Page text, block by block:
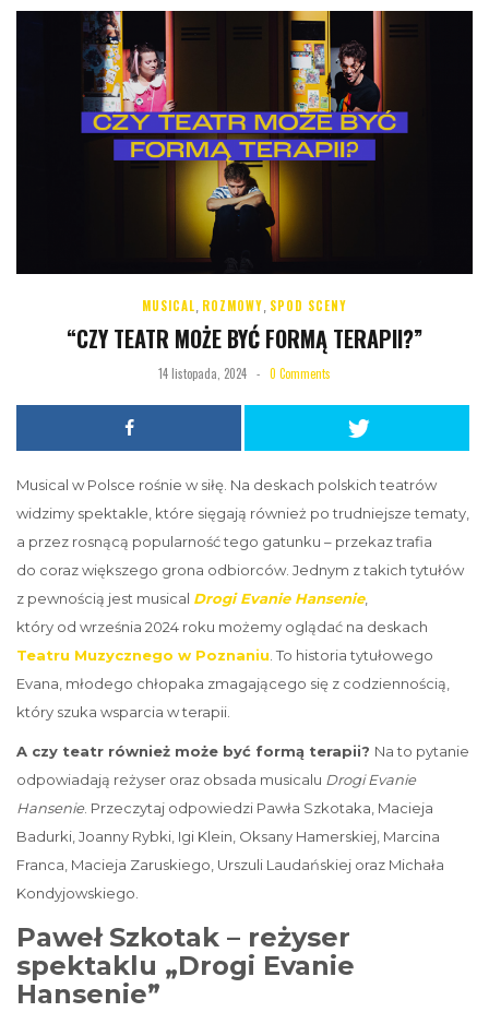
MUSICAL ROZMOWY SPOD SCENY
“CZY TEATR MOŻE BYĆ FORMĄ TERAPII?”
14 listopada, 2024 - 0 Comments
Musical w Polsce rośnie w siłę. Na deskach polskich teatrów
widzimy spektakle, które sięgają również po trudniejsze tematy,
a przez rosnącą popularność tego gatunku – przekaz trafia
do coraz większego grona odbiorców. Jednym z takich tytułów
z pewnością jest musical Drogi Evanie Hansenie,
który od września 2024 roku możemy oglądać na deskach
Teatru Muzycznego w Poznaniu . To historia tytułowego
Evana, młodego chłopaka zmagającego się z codziennością,
który szuka wsparcia w terapii.
A czy teatr również może być formą terapii? Na to pytanie
odpowiadają reżyser oraz obsada musicalu Drogi Evanie
Hansenie. Przeczytaj odpowiedzi Pawła Szkotaka, Macieja
Badurki, Joanny Rybki, Igi Klein, Oksany Hamerskiej, Marcina
Franca, Macieja Zaruskiego, Urszuli Laudańskiej oraz Michała
Kondyjowskiego.
Paweł Szkotak – reżyser
spektaklu „Drogi Evanie
Hansenie”